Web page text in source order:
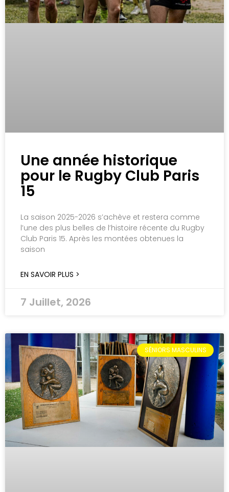
Une année historique
pour le Rugby Club Paris
15
La saison 2025-2026 s’achève et restera comme
l’une des plus belles de l’histoire récente du Rugby
Club Paris 15. Après les montées obtenues la
saison
EN SAVOIR PLUS >
7 Juillet, 2026
SÉNIORS MASCULINS